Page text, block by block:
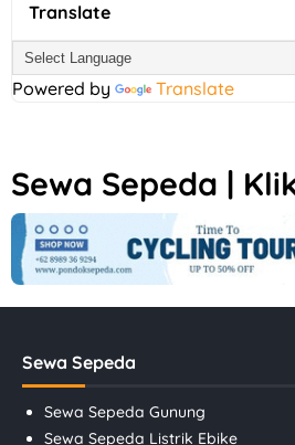
Translate
Powered by Translate
Sewa Sepeda |
Sewa Sepeda
Sewa Sepeda Gunung
Sewa Sepeda Listrik Ebike